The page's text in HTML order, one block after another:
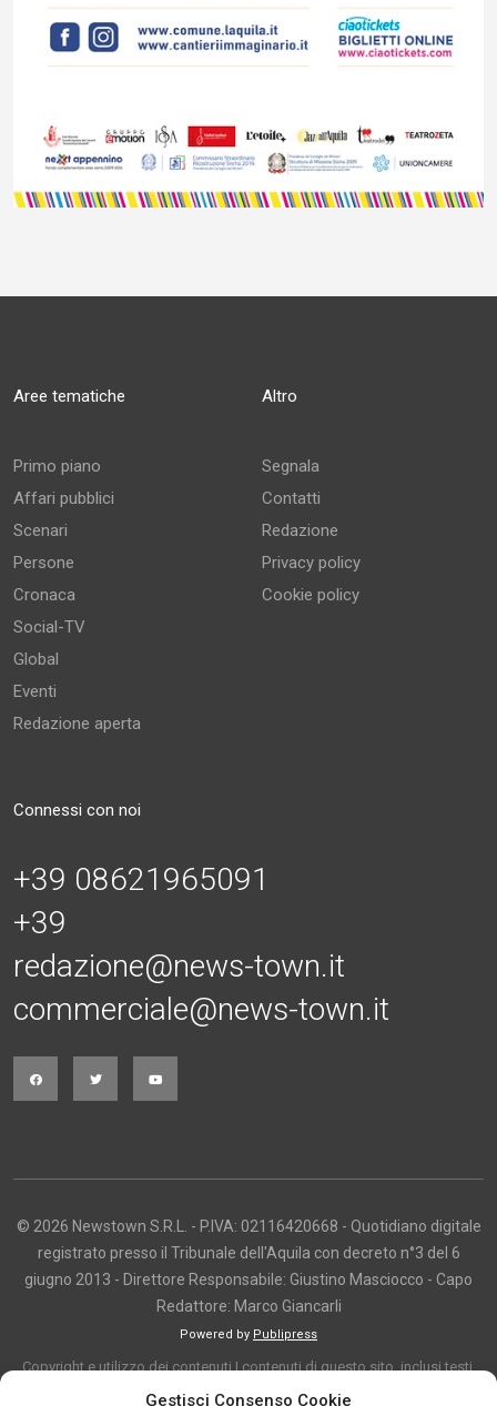
Gestisci Consenso Cookie
Aree tematiche
Primo piano
Affari pubblici
Scenari
Persone
Cronaca
Social-TV
Global
Eventi
Redazione aperta
Altro
Segnala
Contatti
Redazione
Privacy policy
Cookie policy
Connessi con noi
+39 08621965091
+39
redazione@news-town.it
commerciale@news-town.it
© 2026 Newstown S.R.L. - P.IVA: 02116420668 - Quotidiano digitale
registrato presso il Tribunale dell'Aquila con decreto n°3 del 6
giugno 2013 - Direttore Responsabile: Giustino Masciocco - Capo
Redattore: Marco Giancarli
Powered by Publipress
Copyright e utilizzo dei contenuti I contenuti di questo sito, inclusi testi,
articoli, immagini, fotografie, video e grafica, sono protetti da copyright e